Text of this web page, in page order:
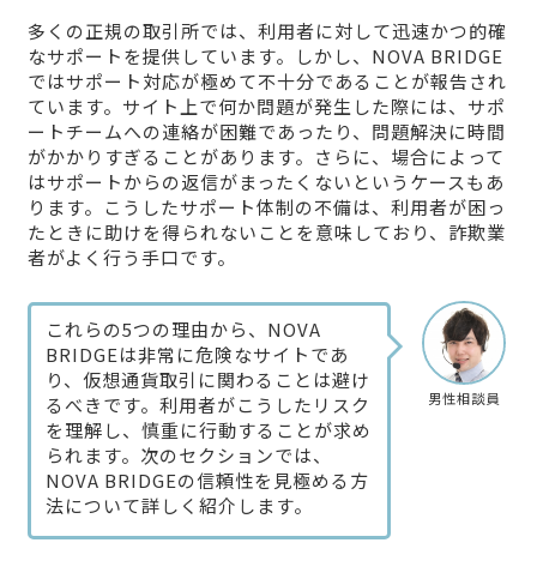
多くの正規の取引所では、利用者に対して迅速かつ的確
なサポートを提供しています。しかし、NOVA BRIDGE
ではサポート対応が極めて不十分であることが報告され
ています。サイト上で何か問題が発生した際には、サポ
ートチームへの連絡が困難であったり、問題解決に時間
がかかりすぎることがあります。さらに、場合によって
はサポートからの返信がまったくないというケースもあ
ります。こうしたサポート体制の不備は、利用者が困っ
たときに助けを得られないことを意味しており、詐欺業
者がよく行う手口です。
男性相談員
これらの5つの理由から、NOVA
BRIDGEは非常に危険なサイトであ
り、仮想通貨取引に関わることは避け
るべきです。利用者がこうしたリスク
を理解し、慎重に行動することが求め
られます。次のセクションでは、
NOVA BRIDGEの信頼性を見極める方
法について詳しく紹介します。